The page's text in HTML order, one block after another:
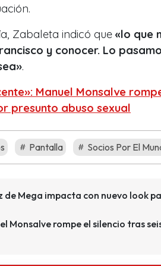
Zabaleta indicó que «lo que
y conocer. Lo
.
Manuel Monsalve
presunto abuso sexual
Pantalla Socios Por El
de Mega impacta con nuevo look
Monsalve rompe el silencio tras